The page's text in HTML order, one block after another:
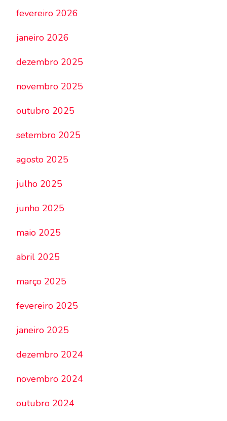
fevereiro 2026
janeiro 2026
dezembro 2025
novembro 2025
outubro 2025
setembro 2025
agosto 2025
julho 2025
junho 2025
maio 2025
abril 2025
março 2025
fevereiro 2025
janeiro 2025
dezembro 2024
novembro 2024
outubro 2024